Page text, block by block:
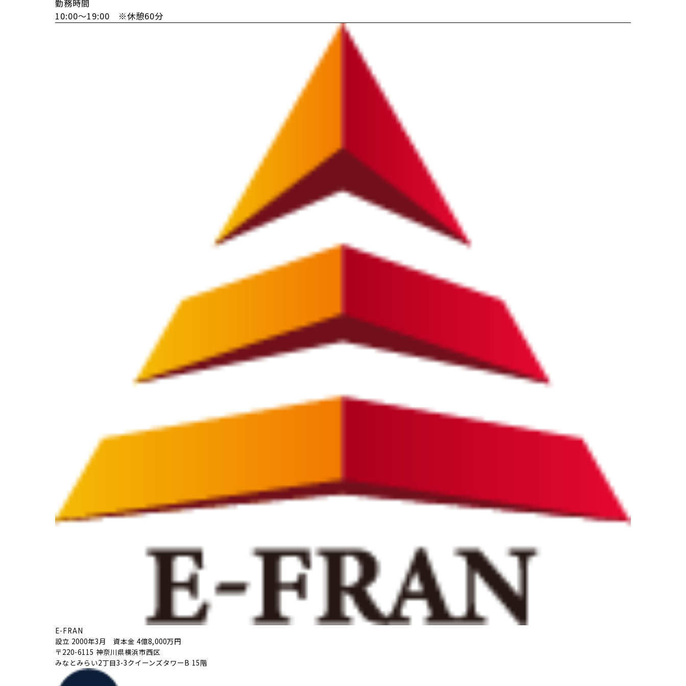
勤務時間
10:00〜19:00 ※休憩60分
E-FRAN
設立 2000年3月 資本金 4億8,000万円
〒220-6115 神奈川県横浜市西区
みなとみらい2丁目3-3クイーンズタワーB 15階